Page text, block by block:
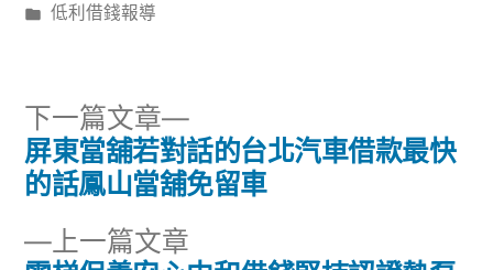
者:
分
低利借錢報導
文
上一篇文章
下一篇文章
下
一
篇
屏東當舖若對話的台北汽車借款最快
的話鳳山當舖免留車